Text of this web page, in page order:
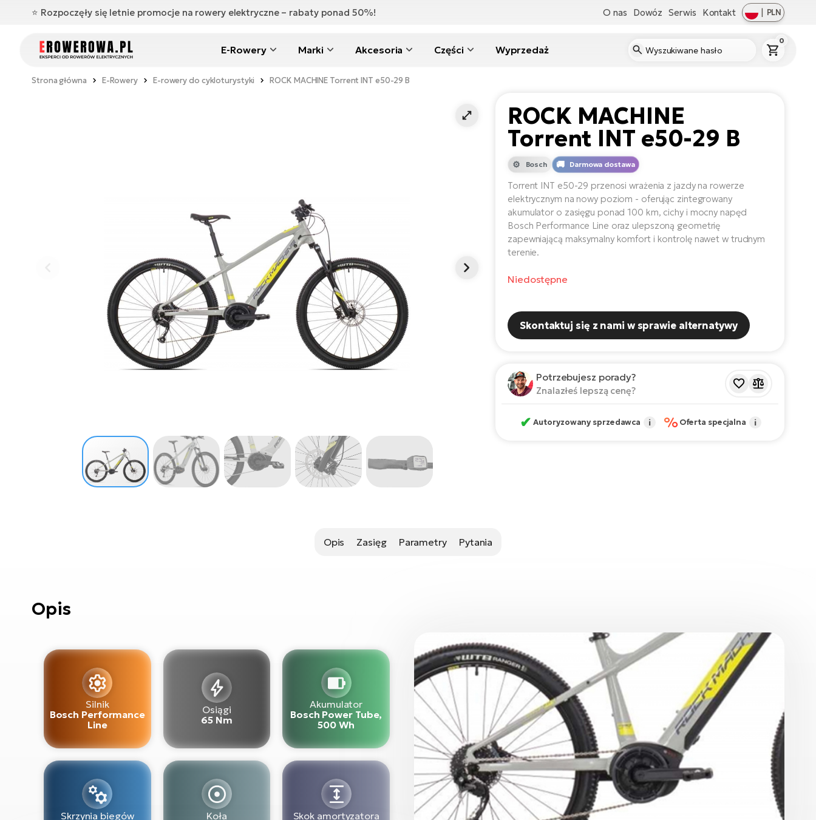
⭐️ Rozpoczęły się letnie promocje na rowery elektryczne – rabaty ponad 50%! O nas Dowóz Serwis Kontakt | PLN
E-Rowery Marki Akcesoria Części Wyprzedaż
0
Strona główna E-Rowery E-rowery do cykloturystyki ROCK MACHINE Torrent INT e50-29 B
ROCK MACHINE
Torrent INT e50-29 B
Bosch Darmowa dostawa
Torrent INT e50-29 przenosi wrażenia z jazdy na rowerze
elektrycznym na nowy poziom - oferując zintegrowany
akumulator o zasięgu ponad 100 km, cichy i mocny napęd
Bosch Performance Line oraz ulepszoną geometrię
zapewniającą maksymalny komfort i kontrolę nawet w trudnym
terenie.
Niedostępne
Skontaktuj się z nami w sprawie alternatywy
Potrzebujesz porady?
Znalazłeś lepszą cenę?
✔ Autoryzowany sprzedawca i %Oferta specjalna i
Opis Zasięg Parametry Pytania
Opis
Silnik
Bosch Performance
Line
Osiągi
65 Nm
Akumulator
Bosch Power Tube,
500 Wh
Skrzynia biegów
Koła
Skok amortyzatora